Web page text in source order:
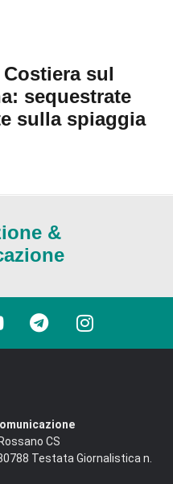
sul
sequestrate
sulla spiaggia
&
CS
Testata Giornalistica n.